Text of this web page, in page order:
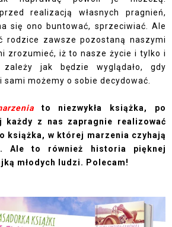
realizacją własnych pragnień,
się ono buntować, sprzeciwiać. Ale
rodzice zawsze pozostaną naszymi
zrozumieć, iż to nasze życie i tylko i
jak będzie wyglądało, gdy
możemy o sobie decydować.
to niezwykła książka, po
każdy z nas zapragnie realizować
książka, w której marzenia czyhają
Ale to również historia pięknej
młodych ludzi. Polecam!